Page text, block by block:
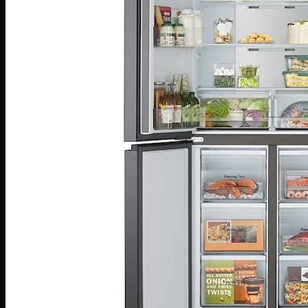
Bàn là hơi nước
Bàn là cây
Lò nướng
Máy rửa bát
Bếp hỗn hợp quang – từ